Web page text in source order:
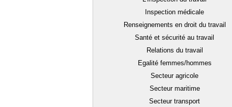
Inspection médicale
Renseignements en droit du travail
Santé et sécurité au travail
Relations du travail
Egalité femmes/hommes
Secteur agricole
Secteur maritime
Secteur transport